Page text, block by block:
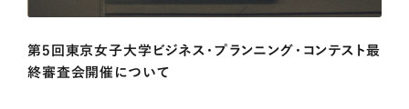
第5回東京女子大学ビジネス・プランニング・コンテスト最
終審査会開催について